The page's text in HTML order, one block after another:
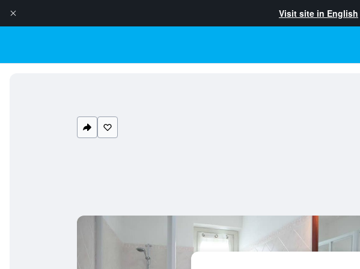
Visit site in English